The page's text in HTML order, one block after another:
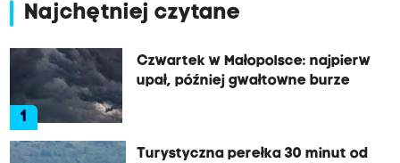
Najchętniej czytane
1
Czwartek w Małopolsce: najpierw
upał, później gwałtowne burze
Turystyczna perełka 30 minut od